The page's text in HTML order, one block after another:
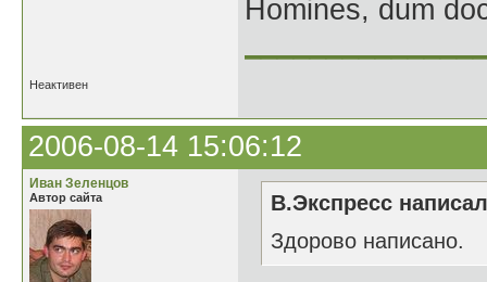
Homines, dum
Неактивен
2006-08-14 15:06:12
Иван Зеленцов
Автор сайта
В.Экспресс
Здорово написано.